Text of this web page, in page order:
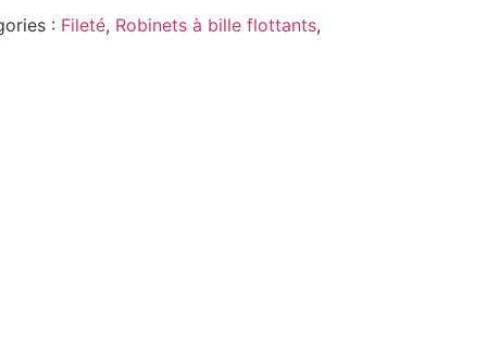
: Fileté, Robinets à bille flottants,